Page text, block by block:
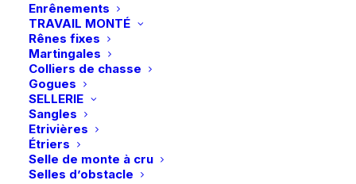
Enrênements
TRAVAIL MONTÉ
Rênes fixes
Martingales
Colliers de chasse
Gogues
SELLERIE
Sangles
Etrivières
Étriers
Selle de monte à cru
Selles d’obstacle
ML S XS
Effacer
quantité
de
Kentucky
|
Collier
VelvetLivraison gratuite à partir de 99 euros